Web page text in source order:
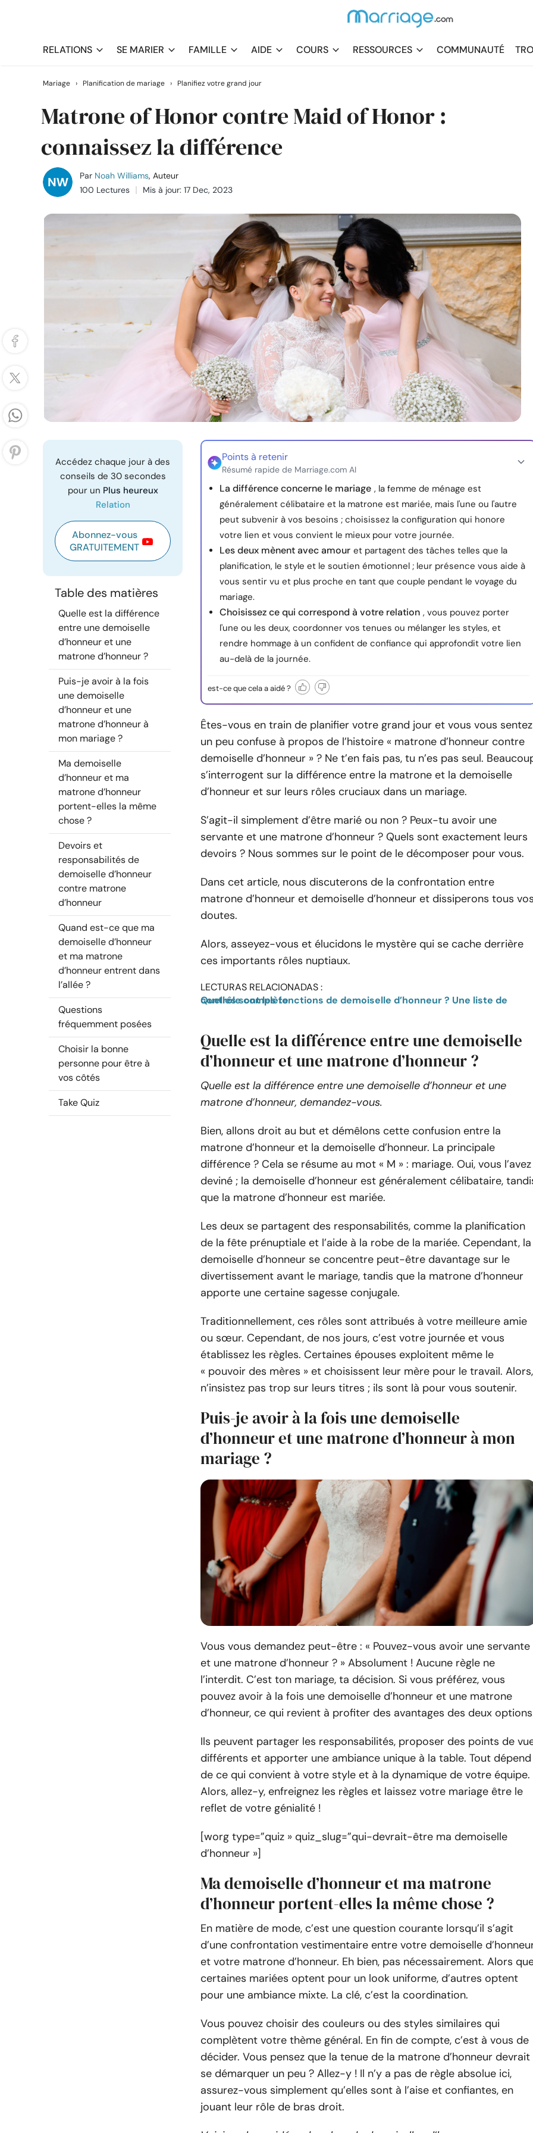
RELATIONS SE MARIER FAMILLE AIDE COURS RESSOURCES COMMUNAUTÉ
Mariage › Planification de mariage › Planifiez votre grand jour
Matrone of Honor contre Maid of Honor :
connaissez la différence
Par Noah Williams, Auteur
100 Lectures
Mis à jour: 17 Dec, 2023
Accédez chaque jour à des
conseils de 30 secondes
pour un Plus heureux
Relation
Abonnez-vous
GRATUITEMENT
Table des matières
Quelle est la différence
entre une demoiselle
d’honneur et une
matrone d’honneur ?
Puis-je avoir à la fois
une demoiselle
d’honneur et une
matrone d’honneur à
mon mariage ?
Ma demoiselle
d’honneur et ma
matrone d’honneur
portent-elles la même
chose ?
Devoirs et
responsabilités de
demoiselle d’honneur
contre matrone
d’honneur
Quand est-ce que ma
demoiselle d’honneur
et ma matrone
d’honneur entrent dans
l’allée ?
Questions
fréquemment posées
Choisir la bonne
personne pour être à
vos côtés
Take Quiz
Points à retenir
Résumé rapide de Marriage.com AI
La différence concerne le mariage , la femme de ménage est
généralement célibataire et la matrone est mariée, mais l'une ou l'autre
peut subvenir à vos besoins ; choisissez la configuration qui honore
votre lien et vous convient le mieux pour votre journée.
Les deux mènent avec amour et partagent des tâches telles que la
planification, le style et le soutien émotionnel ; leur présence vous aide à
vous sentir vu et plus proche en tant que couple pendant le voyage du
mariage.
Choisissez ce qui correspond à votre relation , vous pouvez porter
l'une ou les deux, coordonner vos tenues ou mélanger les styles, et
rendre hommage à un confident de confiance qui approfondit votre lien
au-delà de la journée.
est-ce que cela a aidé ?
Êtes-vous en train de planifier votre grand jour et vous vous sentez
un peu confuse à propos de l’histoire « matrone d’honneur contre
demoiselle d’honneur » ? Ne t’en fais pas, tu n’es pas seul.
s’interrogent sur la différence entre la matrone et la demoiselle
d’honneur et sur leurs rôles cruciaux dans un mariage.
S’agit-il simplement d’être marié ou non ? Peux-tu avoir une
servante et une matrone d’honneur ? Quels sont exactement leurs
devoirs ? Nous sommes sur le point de le décomposer pour vous.
Dans cet article, nous discuterons de la confrontation entre
matrone d’honneur et demoiselle d’honneur et dissiperons tous
doutes.
Alors, asseyez-vous et élucidons le mystère qui se cache derrière
ces importants rôles nuptiaux.
LECTURAS RELACIONADAS :
Quelles sont les fonctions de demoiselle d’honneur ? Une liste de contrôle complète
Quelle est la différence entre une demoiselle
d’honneur et une matrone d’honneur ?
Quelle est la différence entre une demoiselle d’honneur et une
matrone d’honneur, demandez-vous.
Bien, allons droit au but et démêlons cette confusion entre la
matrone d’honneur et la demoiselle d’honneur. La principale
différence ? Cela se résume au mot « M » : mariage. Oui, vous l’avez
deviné ; la demoiselle d’honneur est généralement célibataire,
que la matrone d’honneur est mariée.
Les deux se partagent des responsabilités, comme la planification
de la fête prénuptiale et l’aide à la robe de la mariée. Cependant, la
demoiselle d’honneur se concentre peut-être davantage sur le
divertissement avant le mariage, tandis que la matrone d’honneur
apporte une certaine sagesse conjugale.
Traditionnellement, ces rôles sont attribués à votre meilleure amie
ou sœur. Cependant, de nos jours, c’est votre journée et vous
établissez les règles. Certaines épouses exploitent même le
« pouvoir des mères » et choisissent leur mère pour le travail. Alors,
n’insistez pas trop sur leurs titres ; ils sont là pour vous soutenir.
Puis-je avoir à la fois une demoiselle
d’honneur et une matrone d’honneur à mon
mariage ?
Vous vous demandez peut-être : « Pouvez-vous avoir une servante
et une matrone d’honneur ? » Absolument ! Aucune règle ne
l’interdit. C’est ton mariage, ta décision. Si vous préférez, vous
pouvez avoir à la fois une demoiselle d’honneur et une matrone
d’honneur, ce qui revient à profiter des avantages des deux
Ils peuvent partager les responsabilités, proposer des points de
différents et apporter une ambiance unique à la table. Tout dépend
de ce qui convient à votre style et à la dynamique de votre équipe.
Alors, allez-y, enfreignez les règles et laissez votre mariage être le
reflet de votre génialité !
[worg type=”quiz » quiz_slug=”qui-devrait-être ma demoiselle
d’honneur »]
Ma demoiselle d’honneur et ma matrone
d’honneur portent-elles la même chose ?
En matière de mode, c’est une question courante lorsqu’il s’agit
d’une confrontation vestimentaire entre votre demoiselle
et votre matrone d’honneur. Eh bien, pas nécessairement. Alors
certaines mariées optent pour un look uniforme, d’autres optent
pour une ambiance mixte. La clé, c’est la coordination.
Vous pouvez choisir des couleurs ou des styles similaires qui
complètent votre thème général. En fin de compte, c’est à vous de
décider. Vous pensez que la tenue de la matrone d’honneur devrait
se démarquer un peu ? Allez-y ! Il n’y a pas de règle absolue ici,
assurez-vous simplement qu’elles sont à l’aise et confiantes, en
jouant leur rôle de bras droit.